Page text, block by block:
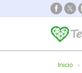
Inicio